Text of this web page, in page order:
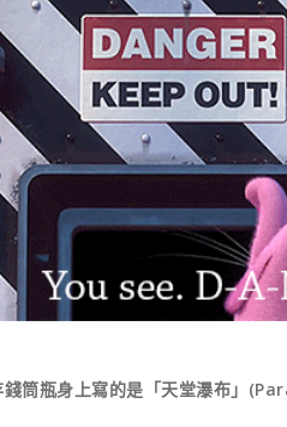
瓶身上寫的是「天堂瀑布」